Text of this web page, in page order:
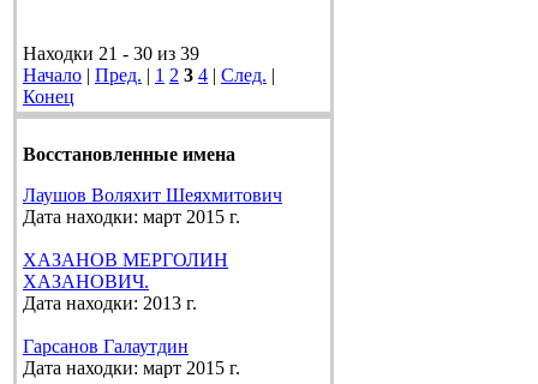
Находки 21 - 30 из 39
Начало | Пред. | 1 2 3 4 | След. |
Конец
Восстановленные имена
Лаушов Воляхит Шеяхмитович
Дата находки: март 2015 г.
ХАЗАНОВ МЕРГОЛИН
ХАЗАНОВИЧ.
Дата находки: 2013 г.
Гарсанов Галаутдин
Дата находки: март 2015 г.